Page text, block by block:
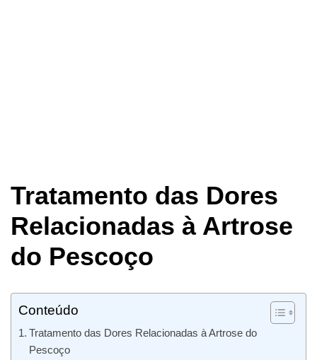
Tratamento das Dores
Relacionadas à Artrose
do Pescoço
Conteúdo
Tratamento das Dores Relacionadas à Artrose do
Pescoço